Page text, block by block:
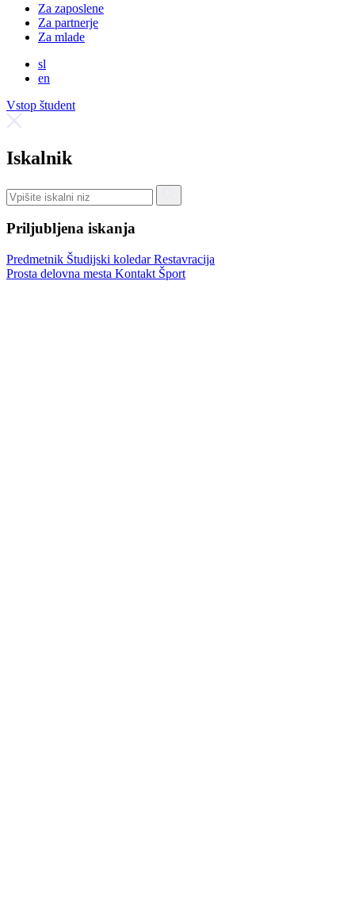
Za zaposlene
Za partnerje
Za mlade
sl
en
Vstop študent
Iskalnik
Priljubljena iskanja
Predmetnik Študijski koledarRestavracija
Prosta delovna mesta Kontakt Šport